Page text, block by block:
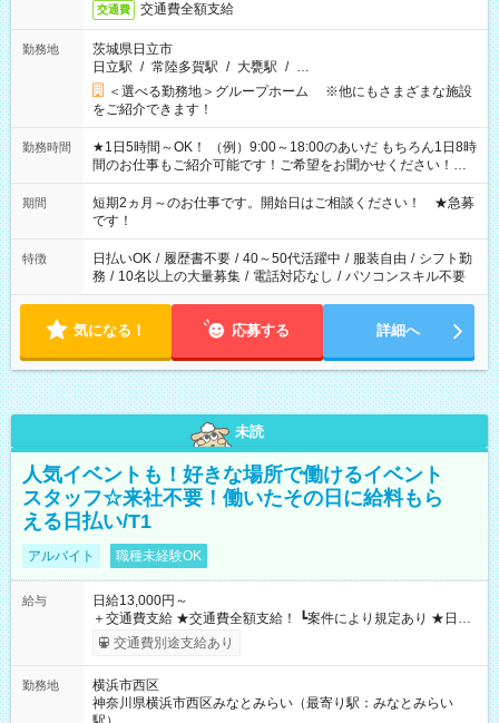
交通費 交通費全額支給
勤務地
茨城県日立市
日立駅 / 常陸多賀駅 / 大甕駅 / …
＜選べる勤務地＞グループホーム ※他にもさまざまな施設
をご紹介できます！
勤務時間
★1日5時間～OK！ （例）9:00～18:00のあいだ もちろん1日8時
間のお仕事もご紹介可能です！ご希望をお聞かせください！★
家庭の都合でお休みが必要な場合も遠慮なくご相談ください。
※週最低15時間以上の勤務が必要です
期間
短期2ヵ月～のお仕事です。開始日はご相談ください！ ★急募
です！
特徴 日払いOK / 履歴書不要 / 40～50代活躍中 / 服装自由 / シフト勤
務 / 10名以上の大量募集 / 電話対応なし / パソコンスキル不要
気になる！ 応募する 詳細へ
未読
人気イベントも！好きな場所で働けるイベント
スタッフ☆来社不要！働いたその日に給料もら
える日払い/T1
アルバイト 職種未経験OK
給与
日給13,000円～
＋交通費支給 ★交通費全額支給！ ┗案件により規定あり ★日払
いOK！（規定あり） ┗働いたその日に現金GET♪ お仕事後はコ
ンビニATMから 日払い分を引き落とせます！ 【試用期間】試
交通費別途支給あり
勤務地
横浜市西区
神奈川県横浜市西区みなとみらい（最寄り駅：みなとみらい